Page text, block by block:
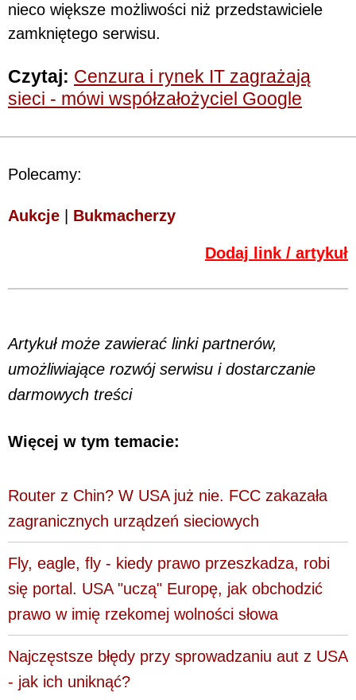
nieco większe możliwości niż przedstawiciele
zamkniętego serwisu.
Czytaj: Cenzura i rynek IT zagrażają
sieci - mówi współzałożyciel Google
Polecamy:
Aukcje Bukmacherzy
Dodaj link / artykuł
Artykuł może zawierać linki partnerów,
umożliwiające rozwój serwisu i dostarczanie
darmowych treści
Więcej w tym temacie:
Router z Chin? W USA już nie. FCC zakazała
zagranicznych urządzeń sieciowych
Fly, eagle, fly - kiedy prawo przeszkadza, robi
się portal. USA "uczą" Europę, jak obchodzić
prawo w imię rzekomej wolności słowa
Najczęstsze błędy przy sprowadzaniu aut z USA
- jak ich uniknąć?